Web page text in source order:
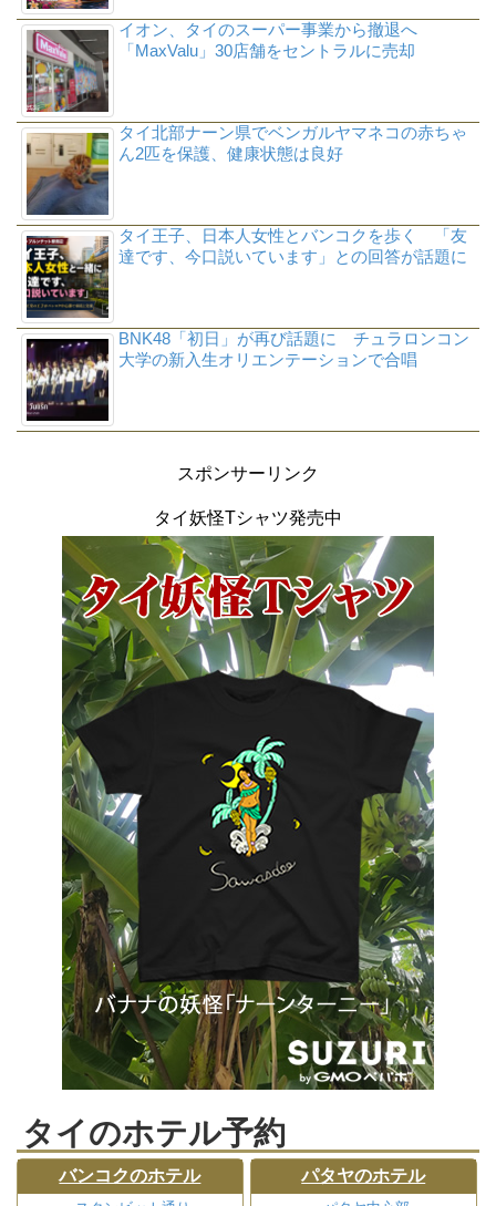
イオン、タイのスーパー事業から撤退へ
「MaxValu」30店舗をセントラルに売却
タイ北部ナーン県でベンガルヤマネコの赤ちゃ
ん2匹を保護、健康状態は良好
タイ王子、日本人女性とバンコクを歩く 「友
達です、今口説いています」との回答が話題に
BNK48「初日」が再び話題に チュラロンコン
大学の新入生オリエンテーションで合唱
スポンサーリンク
タイ妖怪Tシャツ発売中
タイのホテル予約
バンコクのホテル パタヤのホテル